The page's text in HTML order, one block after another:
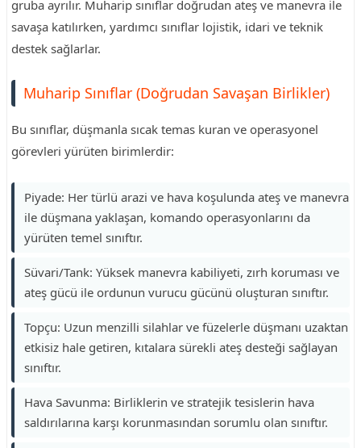
gruba ayrılır. Muharip sınıflar doğrudan ateş ve manevra ile
savaşa katılırken, yardımcı sınıflar lojistik, idari ve teknik
destek sağlarlar.
Muharip Sınıflar (Doğrudan Savaşan Birlikler)
Bu sınıflar, düşmanla sıcak temas kuran ve operasyonel
görevleri yürüten birimlerdir:
Piyade: Her türlü arazi ve hava koşulunda ateş ve manevra
ile düşmana yaklaşan, komando operasyonlarını da
yürüten temel sınıftır.
Süvari/Tank: Yüksek manevra kabiliyeti, zırh koruması ve
ateş gücü ile ordunun vurucu gücünü oluşturan sınıftır.
Topçu: Uzun menzilli silahlar ve füzelerle düşmanı uzaktan
etkisiz hale getiren, kıtalara sürekli ateş desteği sağlayan
sınıftır.
Hava Savunma: Birliklerin ve stratejik tesislerin hava
saldırılarına karşı korunmasından sorumlu olan sınıftır.